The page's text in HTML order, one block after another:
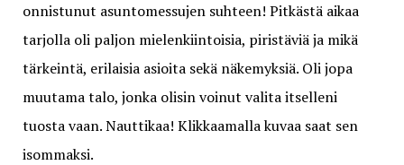
onnistunut asuntomessujen suhteen! Pitkästä aikaa
tarjolla oli paljon mielenkiintoisia, piristäviä ja mikä
tärkeintä, erilaisia asioita sekä näkemyksiä. Oli jopa
muutama talo, jonka olisin voinut valita itselleni
tuosta vaan. Nauttikaa! Klikkaamalla kuvaa saat sen
isommaksi.